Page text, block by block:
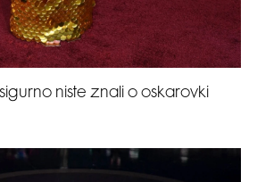
niste znali o oskarovki